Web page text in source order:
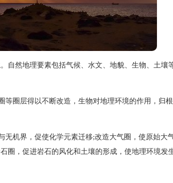
自然地理要素包括气候、水文、地貌、生物、土壤
等圈层得以不断改造，生物对地理环境的作用，归
无机界，促使化学元素迁移;改造大气圈，使原始大
圈，促进岩石的风化和土壤的形成，使地理环境发